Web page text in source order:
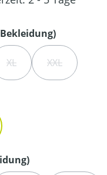
auswählen
VERFÜGBAR.)
ZURZEIT NICHT
XL(DIESE OPTION IST
XXL(DIESE
auswählen